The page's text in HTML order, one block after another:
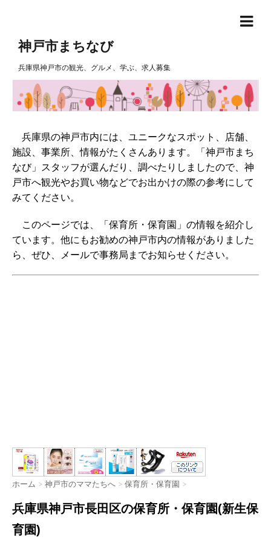
神戸市まちなび
兵庫県神戸市の観光、グルメ、学ぶ、求人募集
兵庫県の神戸市内には、ユニークなスポット、店舗、
施設、事業所、情報がたくさんあります。「神戸市まち
なび」スタッフが選んだり、調べたりしましたので、神
戸市へ観光やお買い物などでお出かけの際の参考にして
みてください。
このページでは、「保育所・保育園」の情報を紹介し
ています。他にもお勧めの神戸市内の情報がありました
ら、ぜひ、メールで事務局までお知らせください。
ホーム > 神戸市のママたちへ > 保育所・保育園 >
兵庫県神戸市長田区の保育所・保育園(新生保
育園)